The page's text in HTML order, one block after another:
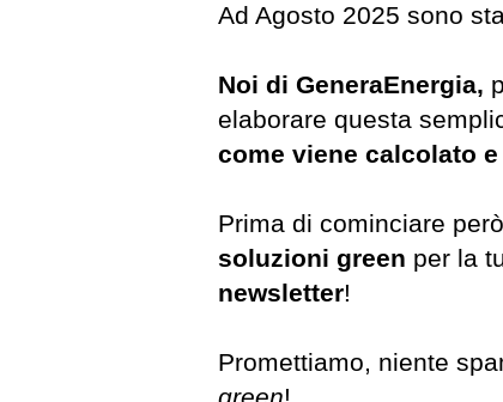
Ad Agosto 2025 sono
Noi di GeneraEnergia,
elaborare questa
come viene calcolato
Prima di cominciare
soluzioni green per la
newsletter!
Promettiamo, niente